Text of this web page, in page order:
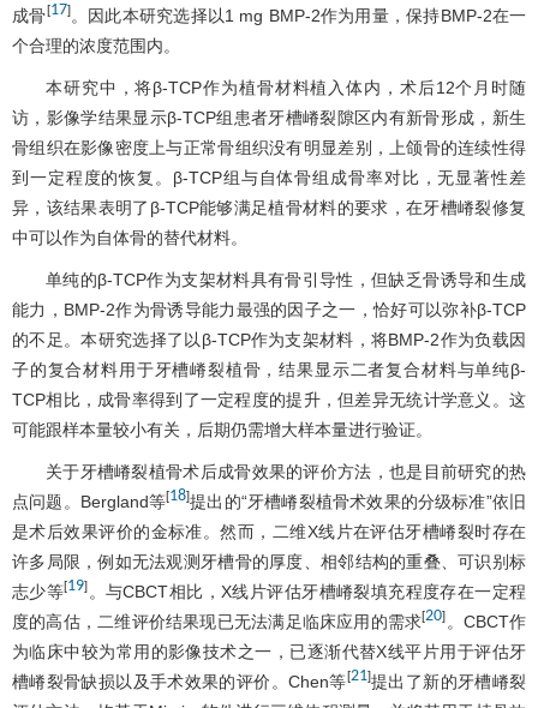
成骨[17]。因此本研究选择以1 mg BMP-2作为用量，保持BMP-2在一
个合理的浓度范围内。
本研究中，将β-TCP作为植骨材料植入体内，术后12个月时随
访，影像学结果显示β-TCP组患者牙槽嵴裂隙区内有新骨形成，新生
骨组织在影像密度上与正常骨组织没有明显差别，上颌骨的连续性得
到一定程度的恢复。β-TCP组与自体骨组成骨率对比，无显著性差
异，该结果表明了β-TCP能够满足植骨材料的要求，在牙槽嵴裂修复
中可以作为自体骨的替代材料。
单纯的β-TCP作为支架材料具有骨引导性，但缺乏骨诱导和生成
能力，BMP-2作为骨诱导能力最强的因子之一，恰好可以弥补β-TCP
的不足。本研究选择了以β-TCP作为支架材料，将BMP-2作为负载因
子的复合材料用于牙槽嵴裂植骨，结果显示二者复合材料与单纯β-
TCP相比，成骨率得到了一定程度的提升，但差异无统计学意义。这
可能跟样本量较小有关，后期仍需增大样本量进行验证。
关于牙槽嵴裂植骨术后成骨效果的评价方法，也是目前研究的热
点问题。Bergland等[18]提出的“牙槽嵴裂植骨术效果的分级标准”依旧
是术后效果评价的金标准。然而，二维X线片在评估牙槽嵴裂时存在
许多局限，例如无法观测牙槽骨的厚度、相邻结构的重叠、可识别标
志少等[19] 。与CBCT相比，X线片评估牙槽嵴裂填充程度存在一定程
度的高估，二维评价结果现已无法满足临床应用的需求[20] 。CBCT作
为临床中较为常用的影像技术之一，已逐渐代替X线平片用于评估牙
槽嵴裂骨缺损以及手术效果的评价。Chen等[21]提出了新的牙槽嵴裂